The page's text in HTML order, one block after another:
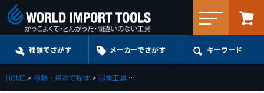
種類でさがす メーカーでさがす キーワード
HOME 種類・用途で探す 弱電工具